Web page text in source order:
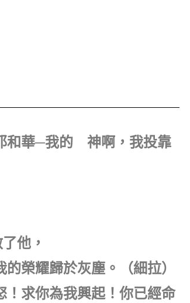
或
低
音
和華─我的 神啊，我投靠
他，
榮耀歸於灰塵。（細拉）
求你為我興起！你已經命